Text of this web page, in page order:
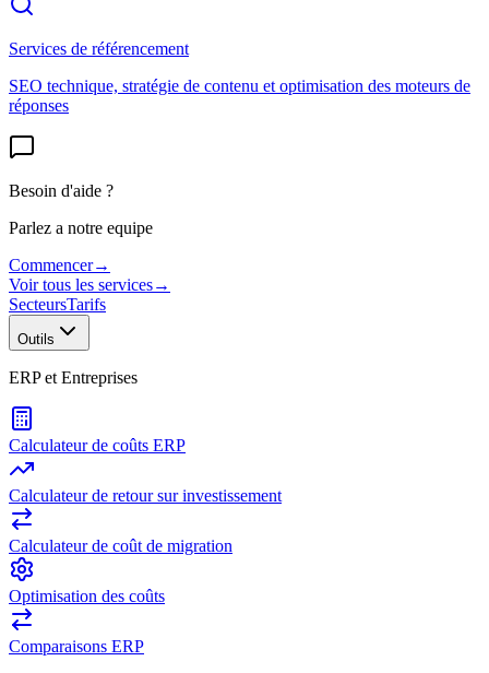
Services de référencement
SEO technique, stratégie de contenu et optimisation des moteurs de
réponses
Besoin d'aide ?
Parlez a notre equipe
Commencer→
Voir tous les services→
SecteursTarifs
Outils
ERP et Entreprises
Calculateur de coûts ERP
Calculateur de retour sur investissement
Calculateur de coût de migration
Optimisation des coûts
Comparaisons ERP